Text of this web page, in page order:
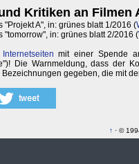
Kritiken an Filmen
"Projekt A", in: grünes blatt 1/2016 (
"tomorrow", in: grünes blatt 2/2016 (
mit einer Spende
Die Warnmeldung, dass der
gegeben, die mit
↑ · ©